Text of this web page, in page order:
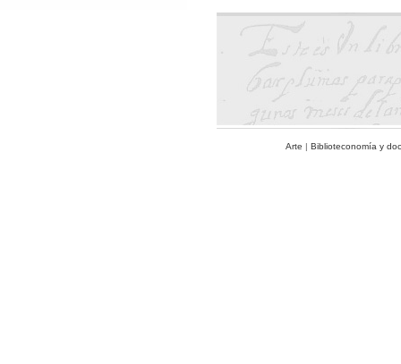
Arte | Biblioteconomía y